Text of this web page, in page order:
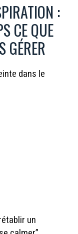
:
CE QUE
GÉRER
dans le
un